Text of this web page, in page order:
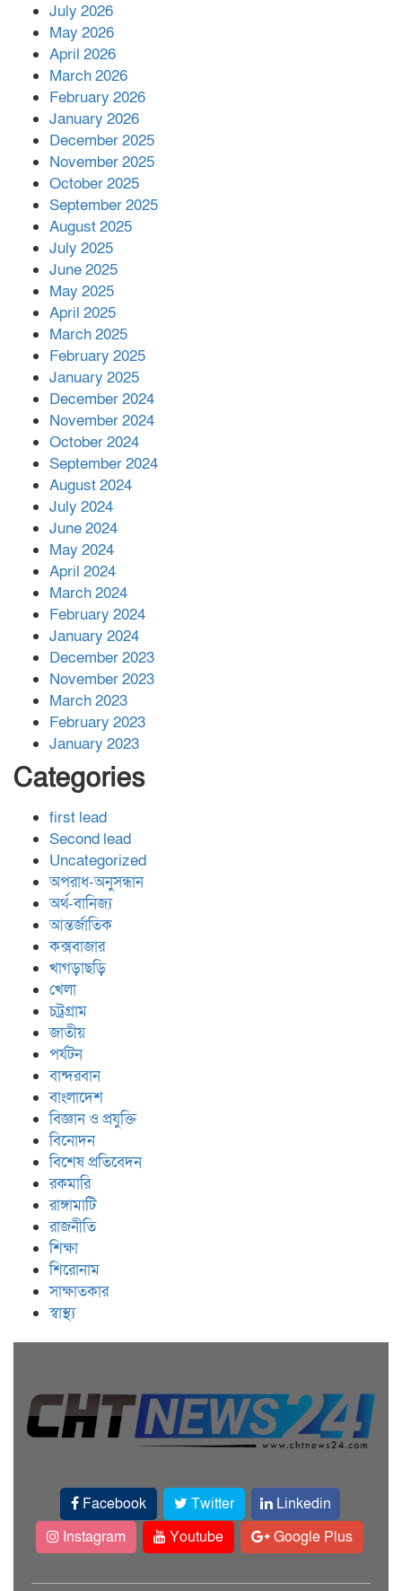
পর ফোন তারেক রহমানের,গ্যাস সঙ্কট
সহায়তা দিলেন সাচিং প্রু জেরী
July 2026
May 2026
April 2026
March 2026
February 2026
January 2026
December 2025
November 2025
October 2025
September 2025
August 2025
July 2025
June 2025
May 2025
April 2025
March 2025
February 2025
January 2025
December 2024
November 2024
October 2024
September 2024
August 2024
July 2024
June 2024
May 2024
April 2024
March 2024
February 2024
January 2024
December 2023
November 2023
March 2023
February 2023
January 2023
Categories
first lead
Second lead
Uncategorized
অপরাধ-অনুসন্ধান
অর্থ-বানিজ্য
আন্তর্জাতিক
কক্সবাজার
খাগড়াছড়ি
খেলা
চট্রগ্রাম
জাতীয়
পর্যটন
বান্দরবান
বাংলাদেশ
বিজ্ঞান ও প্রযুক্তি
বিনোদন
বিশেষ প্রতিবেদন
রকমারি
রাঙ্গামাটি
রাজনীতি
শিক্ষা
শিরোনাম
সাক্ষাতকার
স্বাস্থ্য
Facebook Twitter
Linkedin
Instagram
Youtube Google Plus